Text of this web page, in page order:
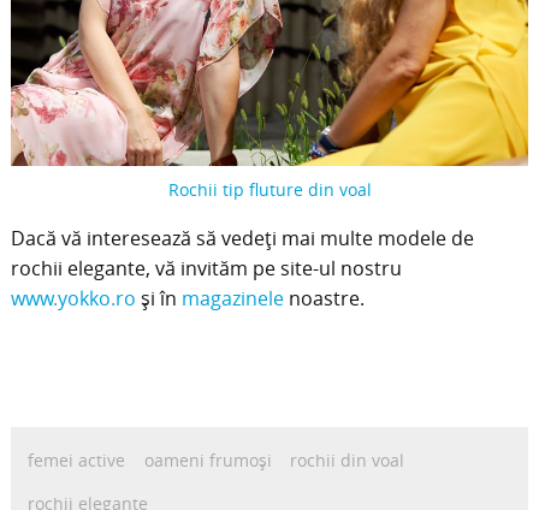
Rochii tip fluture din voal
Dacă vă interesează să vedeți mai multe modele de
rochii elegante, vă invităm pe site-ul nostru
www.yokko.ro și în magazinelenoastre.
femei active oameni frumoși
rochii din voal
rochii elegante